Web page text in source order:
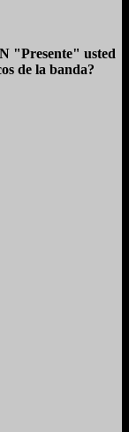
"Presente" usted
de la banda?